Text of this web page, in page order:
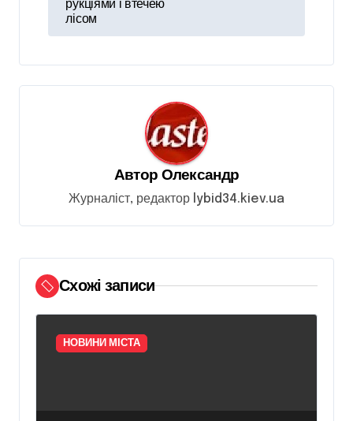
а
ц
і
и
і
в
рукціями і втечею
лісом
Автор Олександр
Журналіст, редактор lybid34.kiev.ua
Схожі записи
НОВИНИ МІСТА